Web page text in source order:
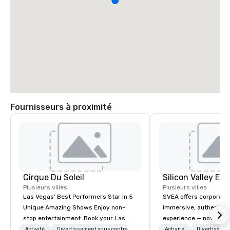
Fournisseurs à proximité
Cirque Du Soleil
Plusieurs villes
Las Vegas’ Best Performers Star in 5
Unique Amazing Shows Enjoy non-
stop entertainment. Book your Las
Plusieurs villes
SVEA offers
immersive, authentic
experience — not a